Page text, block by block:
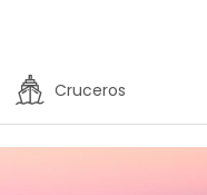
Cruceros